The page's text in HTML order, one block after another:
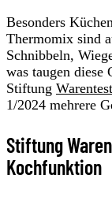
Besonders
Thermomix sind
Schnibbeln,
was taugen diese
Stiftung Warentest
1/2024 mehrere
Stiftung
Kochfunktion